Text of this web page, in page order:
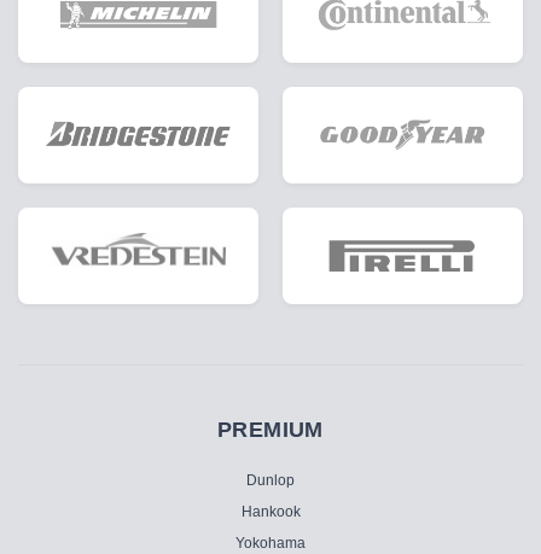
PREMIUM
Dunlop
Hankook
Yokohama